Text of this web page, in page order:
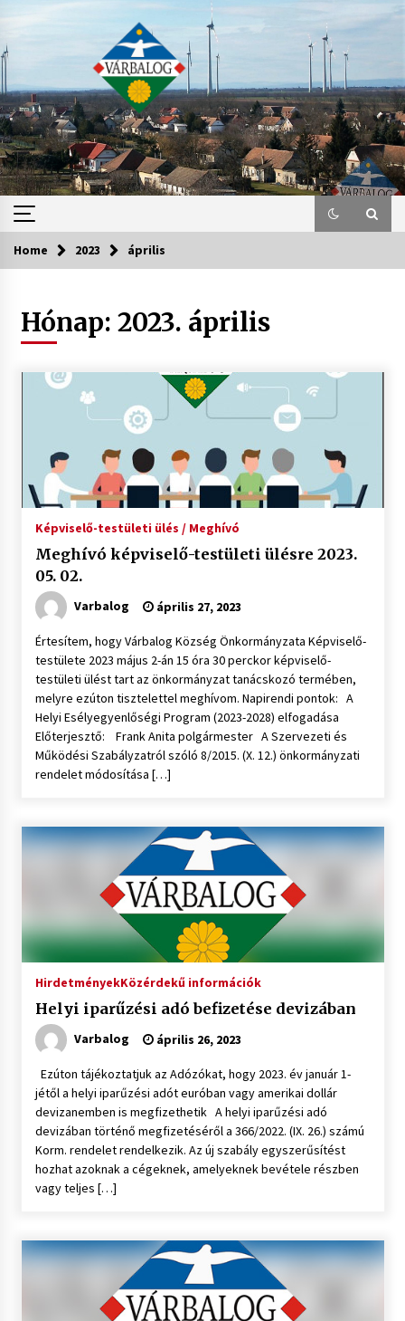
content
Home 2023 április
Hónap: 2023. április
Képviselő-testületi ülés / Meghívó
Meghívó képviselő-testületi ülésre 2023.
05. 02.
Varbalog április 27, 2023
Értesítem, hogy Várbalog Község Önkormányzata Képviselő-
testülete 2023 május 2-án 15 óra 30 perckor képviselő-
testületi ülést tart az önkormányzat tanácskozó termében,
melyre ezúton tisztelettel meghívom. Napirendi pontok: A
Helyi Esélyegyenlőségi Program (2023-2028) elfogadása
Előterjesztő: Frank Anita polgármester A Szervezeti és
Működési Szabályzatról szóló 8/2015. (X. 12.) önkormányzati
rendelet módosítása […]
HirdetményekKözérdekű információk
Helyi iparűzési adó befizetése devizában
Varbalog április 26, 2023
Ezúton tájékoztatjuk az Adózókat, hogy 2023. év január 1-
jétől a helyi iparűzési adót euróban vagy amerikai dollár
devizanemben is megfizethetik A helyi iparűzési adó
devizában történő megfizetéséről a 366/2022. (IX. 26.) számú
Korm. rendelet rendelkezik. Az új szabály egyszerűsítést
hozhat azoknak a cégeknek, amelyeknek bevétele részben
vagy teljes […]